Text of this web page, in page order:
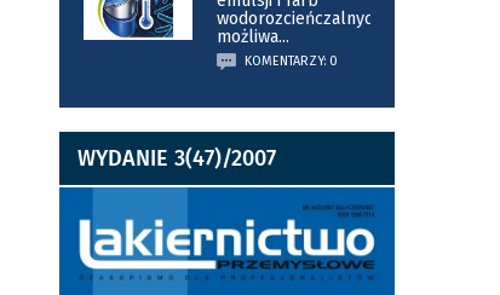
wodorozcieńczalnych
możliwa...
KOMENTARZY: 0
WYDANIE 3(47)/2007